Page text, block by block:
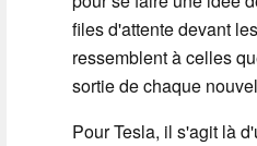
files d'attente devant
ressemblent à celles
sortie de chaque
Pour Tesla, il s'agit là